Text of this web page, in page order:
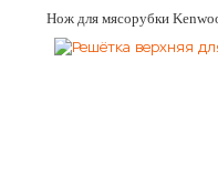
Нож для мясорубки